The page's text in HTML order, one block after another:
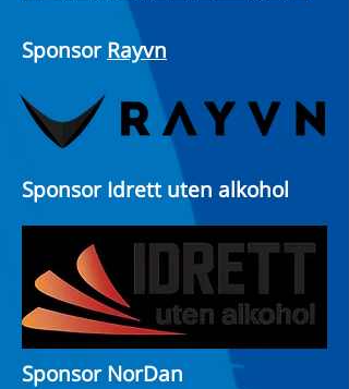
SponsorRayvn
Sponsor Idrett uten alkohol
Sponsor NorDan